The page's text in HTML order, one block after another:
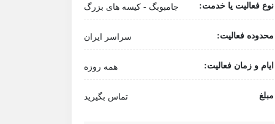
نوع فعالیت یا خدمت: جامبوبگ - کیسه های بزرگ
محدوده فعالیت: سراسر ایران
ایام و زمان فعالیت: همه روزه
مبلغ تماس بگیرید